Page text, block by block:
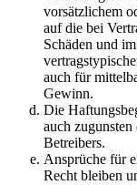
vorsätzlichem
auf die bei
Schäden und
auch für
Gewinn.
Die
auch
Betreibers.
Ansprüche für
Recht bleiben